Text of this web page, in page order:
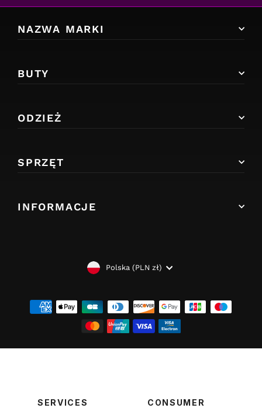
NAZWA MARKI
BUTY
ODZIEŻ
SPRZĘT
INFORMACJE
WALUTA
Polska (PLN zł)
SERVICES CONSUMER